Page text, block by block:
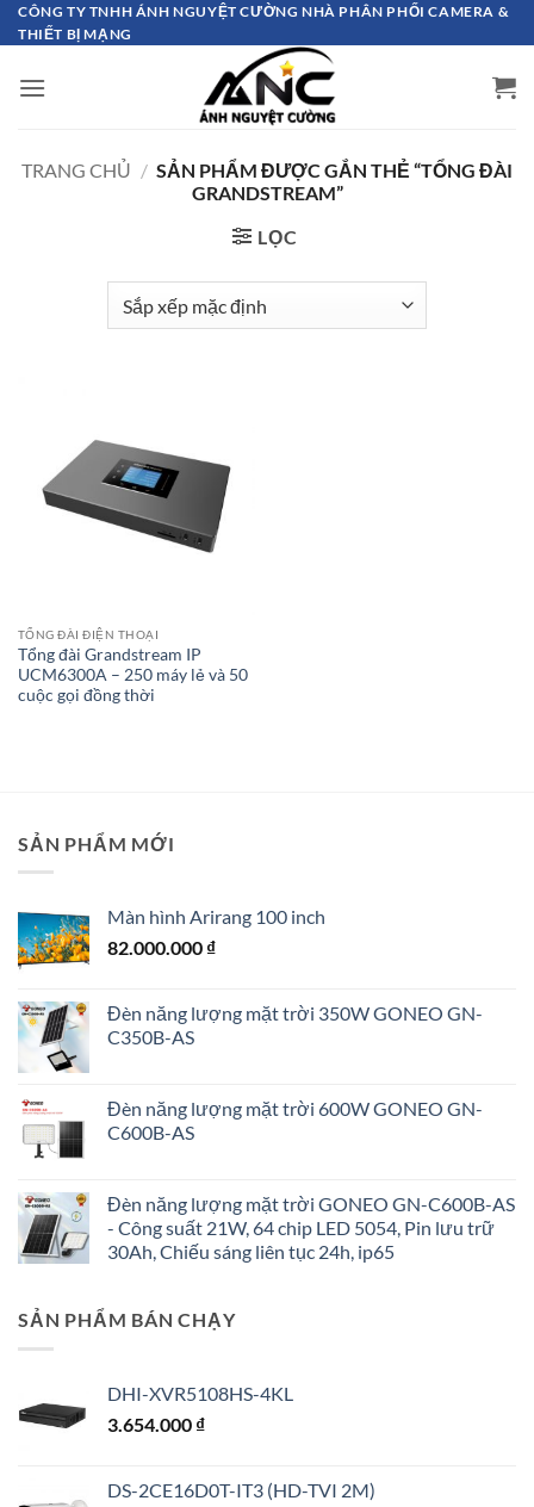
Bỏ
qua
dung
CÔNG TY TNHH ÁNH NGUYỆT CƯỜNG NHÀ PHÂN PHỐI CAMERA &
THIẾT BỊ MẠNG
TRANG CHỦ / SẢN PHẨM ĐƯỢC GẮN THẺ “TỔNG ĐÀI
GRANDSTREAM”
LỌC
TỔNG ĐÀI ĐIỆN THOẠI
Tổng đài Grandstream IP
UCM6300A – 250 máy lẻ và 50
cuộc gọi đồng thời
SẢN PHẨM MỚI
Màn hình Arirang 100 inch
82.000.000 ₫
Đèn năng lượng mặt trời 350W GONEO GN-
C350B-AS
Đèn năng lượng mặt trời 600W GONEO GN-
C600B-AS
Đèn năng lượng mặt trời GONEO GN-C600B-AS
- Công suất 21W, 64 chip LED 5054, Pin lưu trữ
30Ah, Chiếu sáng liên tục 24h, ip65
SẢN PHẨM BÁN CHẠY
DHI-XVR5108HS-4KL
3.654.000 ₫
DS-2CE16D0T-IT3 (HD-TVI 2M)